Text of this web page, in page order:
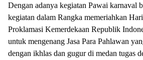
Dengan adanya kegiatan Pawai karnaval
kegiatan dalam Rangka memeriahkan
Proklamasi Kemerdekaan Republik
untuk mengenang Jasa Para Pahlawan
dengan ikhlas dan gugur di medan tugas